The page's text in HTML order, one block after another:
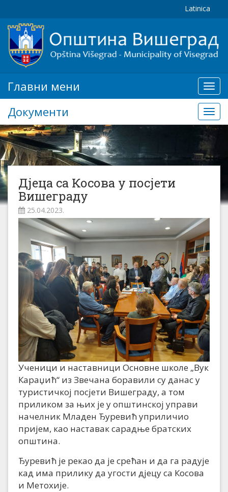
Latinica
мени
Главни мени
Документи
Дјеца са Косова у посјети
Вишеграду
25.04.2023.
Ученици и наставници Основне школе „Вук
Караџић“ из Звечана боравили су данас у
туристичкој посјети Вишеграду, а том
приликом за њих је у општинској управи
начелник Младен Ђуревић уприличио
пријем, као наставак сарадње братских
општина.
Ђуревић је рекао да је срећан и да га радује
кад има прилику да угости дјецу са Косова
и Метохије.